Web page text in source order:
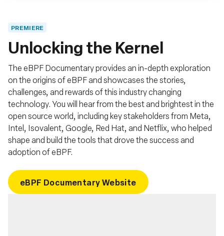
PREMIERE
Unlocking the Kernel
The eBPF Documentary provides an in-depth exploration
on the origins of eBPF and showcases the stories,
challenges, and rewards of this industry changing
technology. You will hear from the best and brightest in the
open source world, including key stakeholders from Meta,
Intel, Isovalent, Google, Red Hat, and Netflix, who helped
shape and build the tools that drove the success and
adoption of eBPF.
eBPF Documentary Website